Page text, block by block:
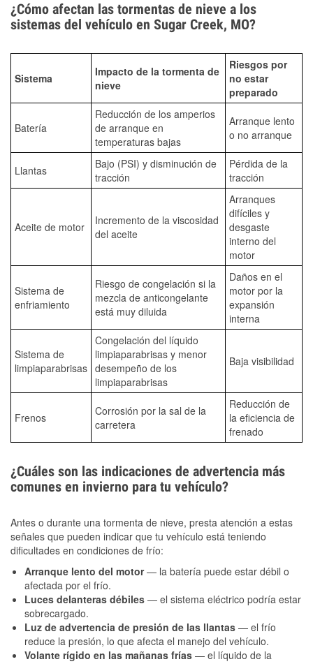
¿Cómo afectan las tormentas de nieve a los
sistemas del vehículo en Sugar Creek, MO?
Sistema
Impacto de la tormenta de
nieve
Riesgos por
no estar
preparado
Batería
Reducción de los amperios
de arranque en
temperaturas bajas
Arranque lento
o no arranque
Llantas
Bajo (PSI) y disminución de
tracción
Pérdida de la
tracción
Aceite de motor
Incremento de la viscosidad
del aceite
Arranques
difíciles y
desgaste
interno del
motor
Sistema de
enfriamiento
Riesgo de congelación si la
mezcla de anticongelante
está muy diluida
Daños en el
motor por la
expansión
interna
Sistema de
limpiaparabrisas
Congelación del líquido
limpiaparabrisas y menor
desempeño de los
limpiaparabrisas
Baja visibilidad
Frenos
Corrosión por la sal de la
carretera
Reducción de
la eficiencia de
frenado
¿Cuáles son las indicaciones de advertencia más
comunes en invierno para tu vehículo?
Antes o durante una tormenta de nieve, presta atención a estas
señales que pueden indicar que tu vehículo está teniendo
dificultades en condiciones de frío:
Arranque lento del motor— la batería puede estar débil o
afectada por el frío.
Luces delanteras débiles — el sistema eléctrico podría estar
sobrecargado.
Luz de advertencia de presión de las llantas — el frío
reduce la presión, lo que afecta el manejo del vehículo.
Volante rígido en las mañanas frías — el líquido de la